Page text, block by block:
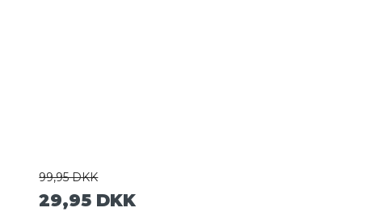
99,95 DKK
29,95 DKK